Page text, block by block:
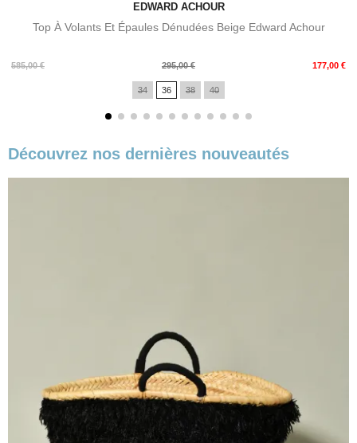
EDWARD ACHOUR
Top À Volants Et Épaules Dénudées Beige Edward Achour
585,00 €
Prix
295,00 € 177,00 €
Prix
34 36 38 40
Découvrez nos dernières nouveautés